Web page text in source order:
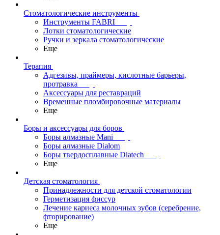
Стоматологические инструменты
Инструменты FABRI
Лотки стоматологические
Ручки и зеркала стоматологические
Еще
Терапия
Адгезивы, праймеры, кислотные барьеры,
протравка
Аксессуары для реставраций
Временные пломбировочные материалы
Еще
Боры и аксессуары для боров
Боры алмазные Mani
Боры алмазные Dialom
Боры твердосплавные Diatech
Еще
Детская стоматология
Принадлежности для детской стоматологии
Герметизация фиссур
Лечение кариеса молочных зубов (серебрение,
фторирование)
Еще